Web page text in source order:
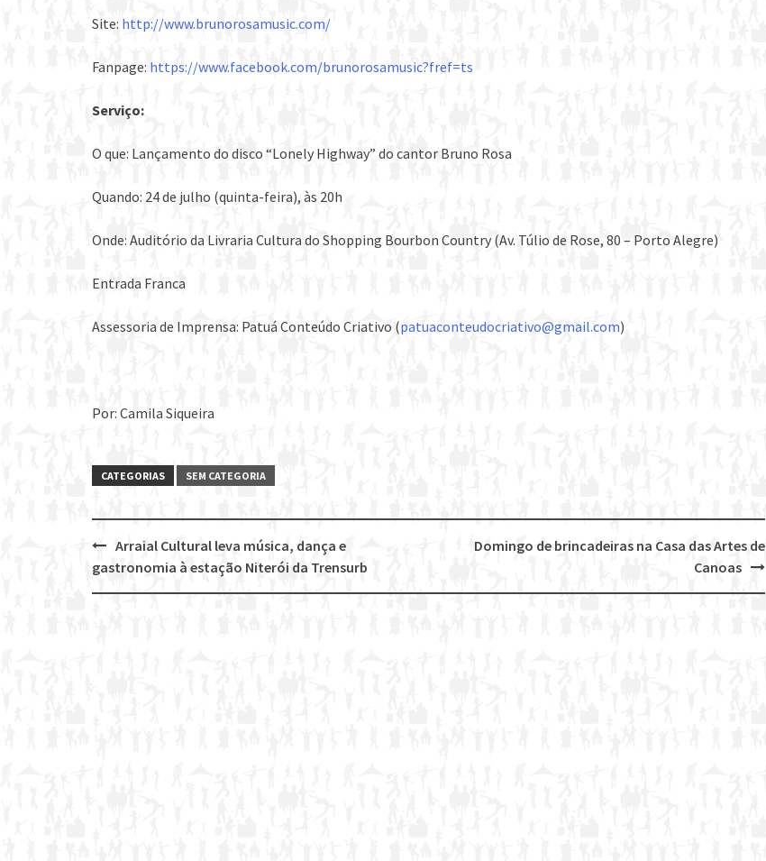
Site: http://www.brunorosamusic.com/
Fanpage: https://www.facebook.com/brunorosamusic?fref=ts
Serviço:
O que: Lançamento do disco “Lonely Highway” do cantor Bruno Rosa
Quando: 24 de julho (quinta-feira), às 20h
Onde: Auditório da Livraria Cultura do Shopping Bourbon Country (Av. Túlio de Rose, 80 – Porto Alegre)
Entrada Franca
Assessoria de Imprensa: Patuá Conteúdo Criativo (patuaconteudocriativo@gmail.com)
Por: Camila Siqueira
CATEGORIAS SEM CATEGORIA
Post
navigation
Domingo de brincadeiras na Casa das Artes de
Canoas
Arraial Cultural leva música, dança e
gastronomia à estação Niterói da Trensurb